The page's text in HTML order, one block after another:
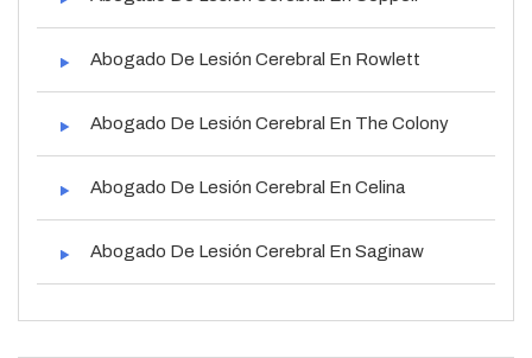
Abogado De Lesión Cerebral En Rowlett
Abogado De Lesión Cerebral En The Colony
Abogado De Lesión Cerebral En Celina
Abogado De Lesión Cerebral En Saginaw